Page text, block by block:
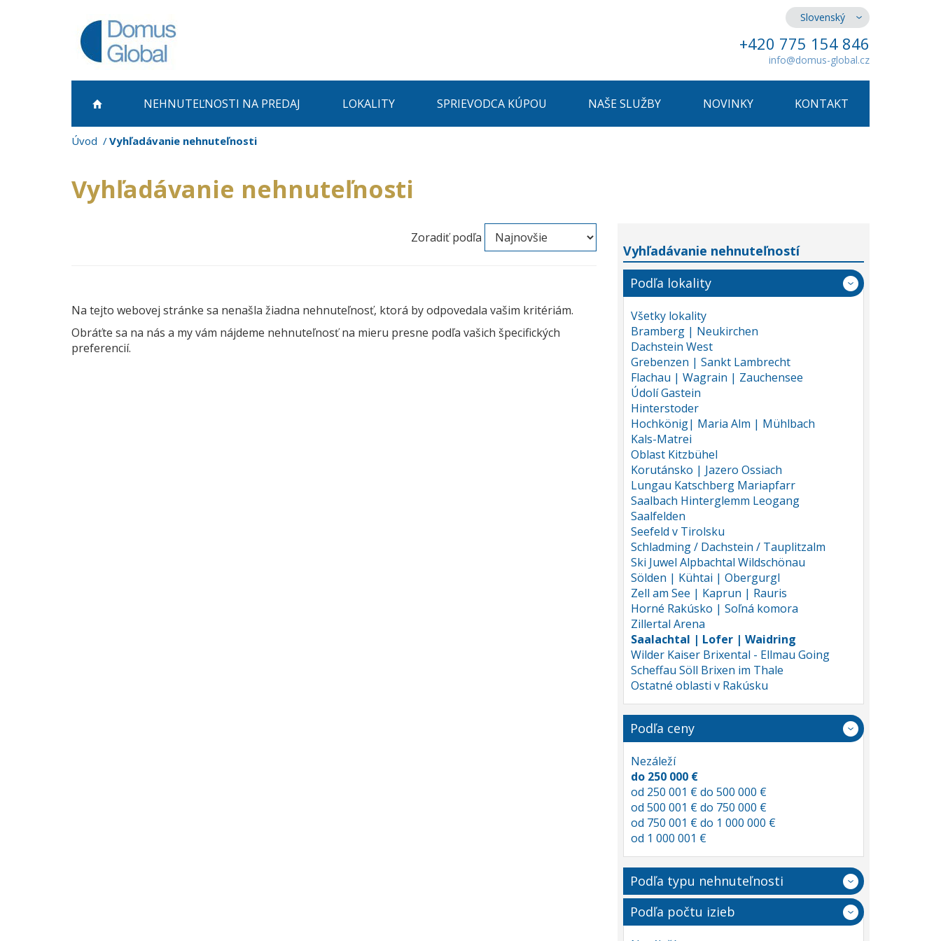
Slovenský
+420 775 154 846
info@domus-global.cz
NEHNUTEĽNOSTI NA PREDAJ LOKALITY SPRIEVODCA KÚPOU NAŠE SLUŽBY NOVINKY KONTAKT
Úvod Vyhľadávanie nehnuteľnosti
Vyhľadávanie nehnuteľnosti
Zoradiť podľa
Na tejto webovej stránke sa nenašla žiadna nehnuteľnosť, ktorá by odpovedala vašim kritériám.
Obráťte sa na nás a my vám nájdeme nehnuteľnosť na mieru presne podľa vašich špecifických
preferencií.
Vyhľadávanie nehnuteľností
Podľa lokality
Všetky lokality
Bramberg | Neukirchen
Dachstein West
Grebenzen | Sankt Lambrecht
Flachau | Wagrain | Zauchensee
Údolí Gastein
Hinterstoder
Hochkönig| Maria Alm | Mühlbach
Kals-Matrei
Oblast Kitzbühel
Korutánsko | Jazero Ossiach
Lungau Katschberg Mariapfarr
Saalbach Hinterglemm Leogang
Saalfelden
Seefeld v Tirolsku
Schladming / Dachstein / Tauplitzalm
Ski Juwel Alpbachtal Wildschönau
Sölden | Kühtai | Obergurgl
Zell am See | Kaprun | Rauris
Horné Rakúsko | Soľná komora
Zillertal Arena
Saalachtal | Lofer | Waidring
Wilder Kaiser Brixental - Ellmau Going
Scheffau Söll Brixen im Thale
Ostatné oblasti v Rakúsku
Podľa ceny
Nezáleží
do 250 000 €
od 250 001 € do 500 000 €
od 500 001 € do 750 000 €
od 750 001 € do 1 000 000 €
od 1 000 001 €
Podľa typu nehnuteľnosti
Podľa počtu izieb